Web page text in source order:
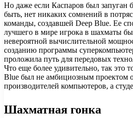
Но даже если Каспаров был запуган
быть, нет никаких сомнений в
команды, создавшей Deep Blue. Ее
лучшего в мире игрока в шахматы
невероятной вычислительной
созданию программы
проложила путь для передовых
Что еще более удивительно, так это
Blue был не амбициозным проектом
производителей компьютеров, а
Шахматная гонка